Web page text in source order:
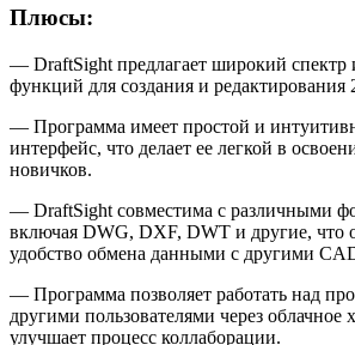
Плюсы:
— DraftSight предлагает широкий спектр
функций для создания и редактирования
— Программа имеет простой и
интерфейс, что делает ее легкой в
новичков.
— DraftSight совместима с различными
включая DWG, DXF, DWT и другие, что
удобство обмена данными с другими
— Программа позволяет работать над
другими пользователями через облачное
улучшает процесс коллаборации.